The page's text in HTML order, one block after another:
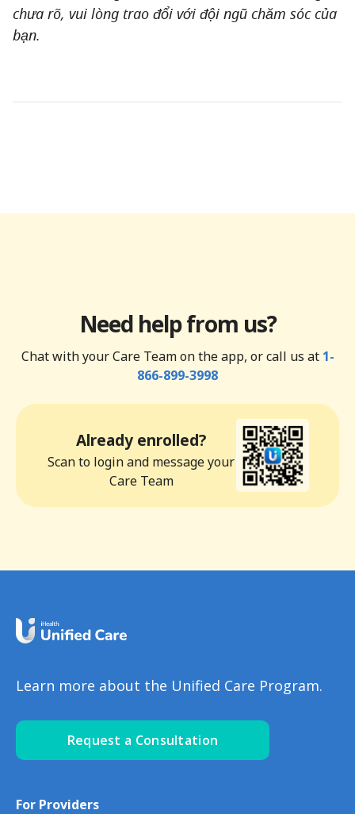
chưa rõ, vui lòng trao đổi với đội ngũ chăm sóc của
bạn.
Need help from us?
Chat with your Care Team on the app, or call us at 1-
866-899-3998
Already enrolled?
Scan to login and message your
Care Team
Learn more about the Unified Care Program.
Request a Consultation
For Providers